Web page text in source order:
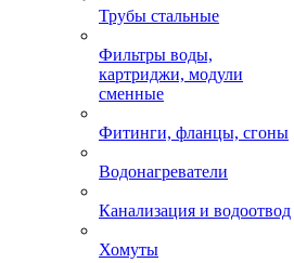
Трубы стальные
Фильтры воды,
картриджи, модули
сменные
Фитинги, фланцы, сгоны
Водонагреватели
Канализация и водоотвод
Хомуты